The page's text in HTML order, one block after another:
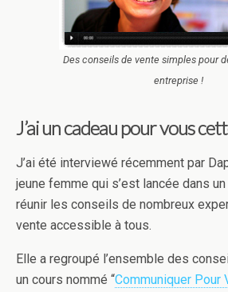
Des conseils de vente simples pour
entreprise !
J’ai un cadeau pour vous
J’ai été interviewé récemment par
jeune femme qui s’est lancée dans
réunir les conseils de nombreux
vente accessible à tous.
Elle a regroupé l’ensemble des
un cours nommé “Communiquer Pour